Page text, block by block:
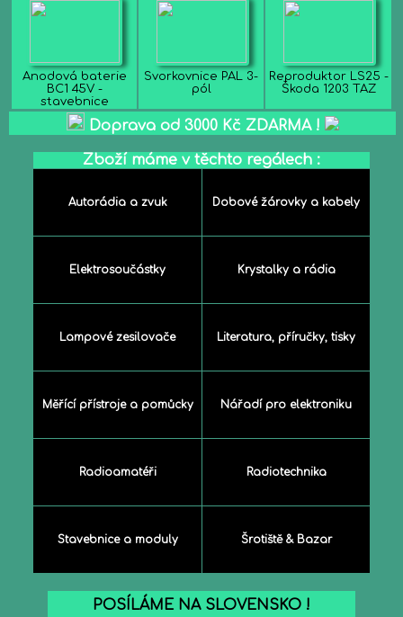
Anodová baterie
BC1 45V -
stavebnice
Svorkovnice PAL 3-
pól
Reproduktor LS25 -
Škoda 1203 TAZ
Doprava od 3000 Kč ZDARMA !
Zboží máme v těchto regálech :
Autorádia a zvuk Dobové žárovky a kabely
Elektrosoučástky Krystalky a rádia
Lampové zesilovače Literatura, příručky, tisky
Měřící přístroje a pomůcky Nářadí pro elektroniku
Radioamatéři Radiotechnika
Stavebnice a moduly Šrotiště & Bazar
POSÍLÁME NA SLOVENSKO !